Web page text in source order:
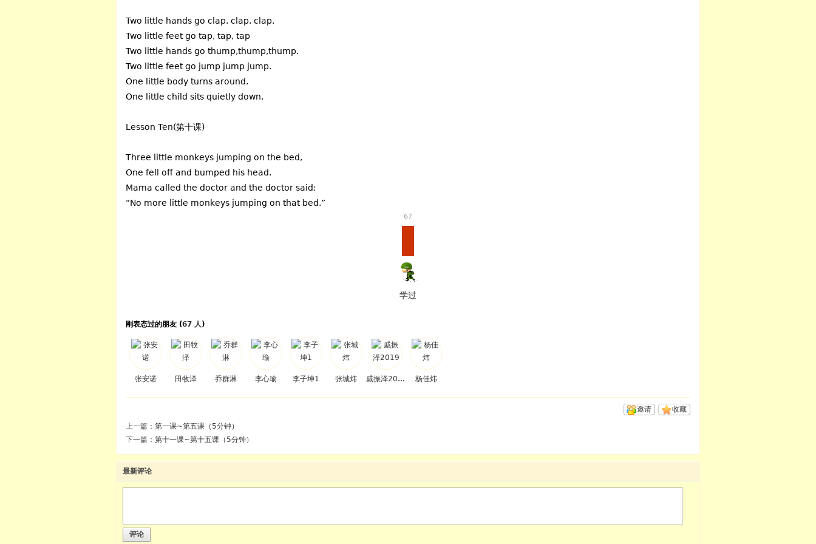
Two little hands go clap, clap, clap.
Two little feet go tap, tap, tap
Two little hands go thump,thump,thump.
Two little feet go jump jump jump.
One little body turns around.
One little child sits quietly down.
Lesson Ten(第十课)
Three little monkeys jumping on the bed,
One fell off and bumped his head.
Mama called the doctor and the doctor said:
“No more little monkeys jumping on that bed.”
67
学过
刚表态过的朋友 (67 人)
张安诺 田牧泽 乔群淋 李心瑜 李子坤1 张城炜 戚振泽2019 杨佳炜
收藏
邀请
上一篇： 第一课~第五课（5分钟）
下一篇： 第十一课~第十五课（5分钟）
最新评论
评论